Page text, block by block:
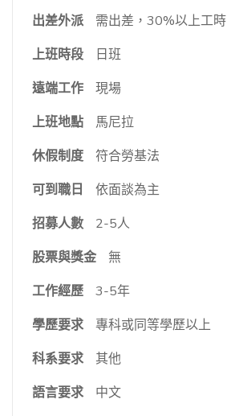
出差外派
需出差，30%以上工時
上班時段
日班
遠端工作
現場
上班地點
馬尼拉
休假制度
符合勞基法
可到職日
依面談為主
招募人數
2-5人
股票與獎金
無
工作經歷
3-5年
學歷要求
專科或同等學歷以上
科系要求
其他
語言要求
中文